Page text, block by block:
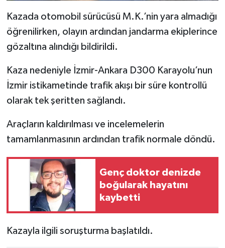
Kazada otomobil sürücüsü M.K.’nin yara almadığı
öğrenilirken, olayın ardından jandarma ekiplerince
gözaltına alındığı bildirildi.
Kaza nedeniyle İzmir-Ankara D300 Karayolu’nun
İzmir istikametinde trafik akışı bir süre kontrollü
olarak tek şeritten sağlandı.
Araçların kaldırılması ve incelemelerin
tamamlanmasının ardından trafik normale döndü.
Genç doktor denizde
boğularak hayatını
kaybetti
Kazayla ilgili soruşturma başlatıldı.